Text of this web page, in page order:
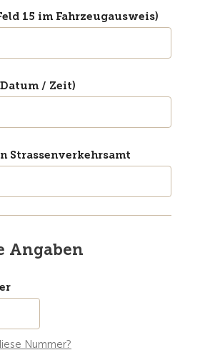
15 im Fahrzeugausweis)
/ Zeit)
Strassenverkehrsamt
Angaben
Nummer?